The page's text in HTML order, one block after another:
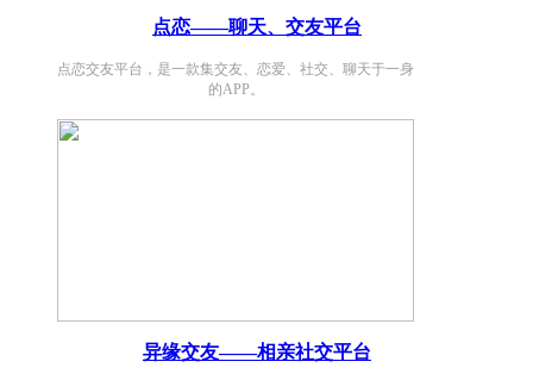
点恋——聊天、交友平台
点恋交友平台，是一款集交友、恋爱、社交、聊天于一身
的APP。
异缘交友——相亲社交平台